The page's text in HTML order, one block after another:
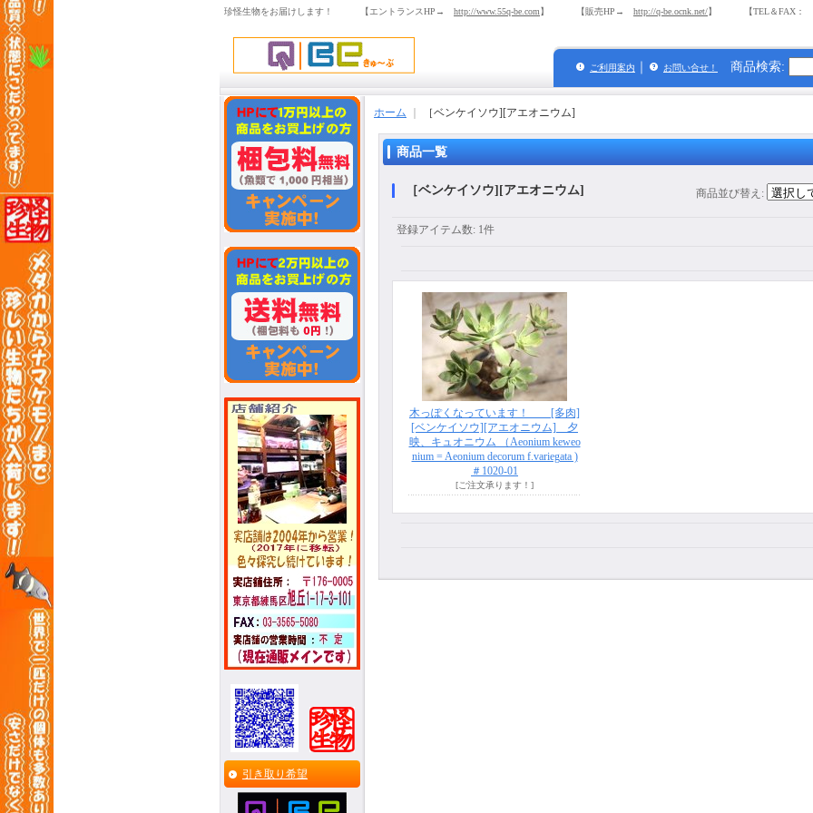
珍怪生物をお届けします！ 【エントランスHP→ http://www.55q-be.com】 【販売HP→ http://q-be.ocnk.net/】 【TEL＆FAX： 03-
ご利用案内 お問い合せ！ 商品検索:
引き取り希望
ホーム ［ベンケイソウ][アエオニウム]
商品一覧
［ベンケイソウ][アエオニウム] 商品並び替え :
登録アイテム数: 1件
木っぽくなっています！ [多肉]
[ベンケイソウ][アエオニウム] 夕
映、キュオニウム （Aeonium keweo
nium = Aeonium decorum f.variegata )
＃1020-01
[ご注文承ります！]